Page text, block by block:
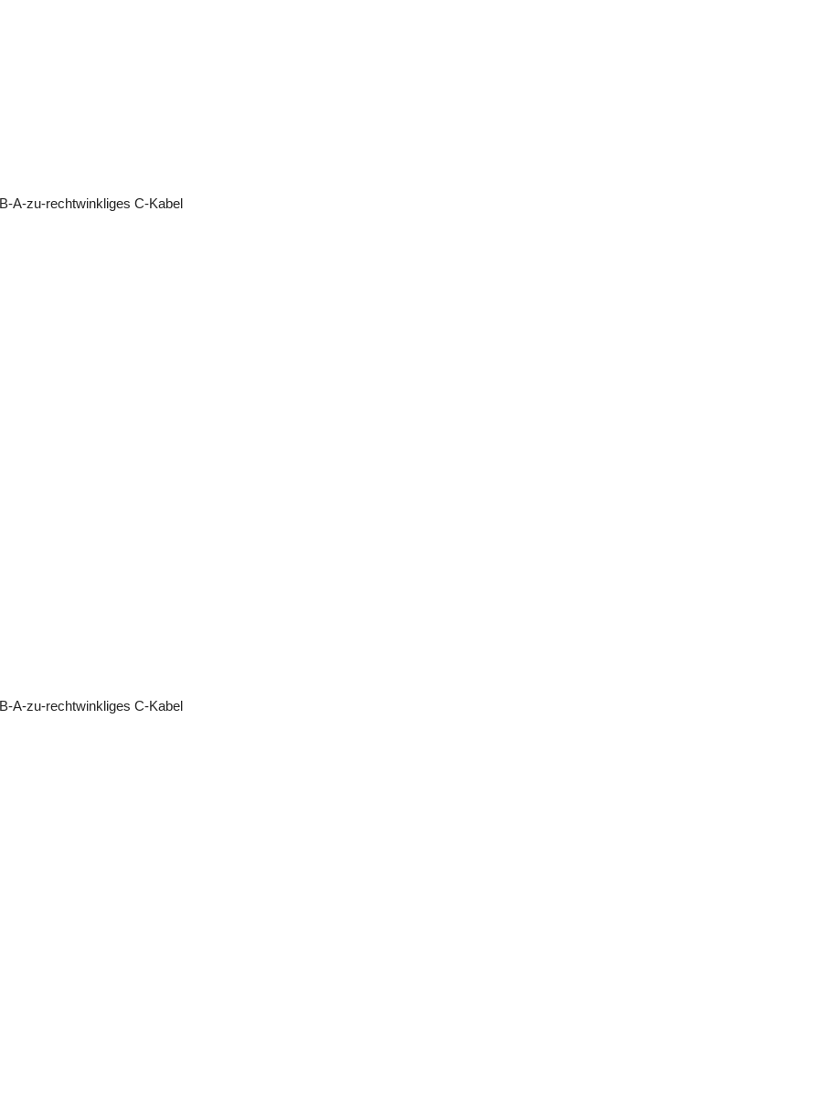
A-zu-rechtwinkliges C-Kabel
A-zu-rechtwinkliges C-Kabel